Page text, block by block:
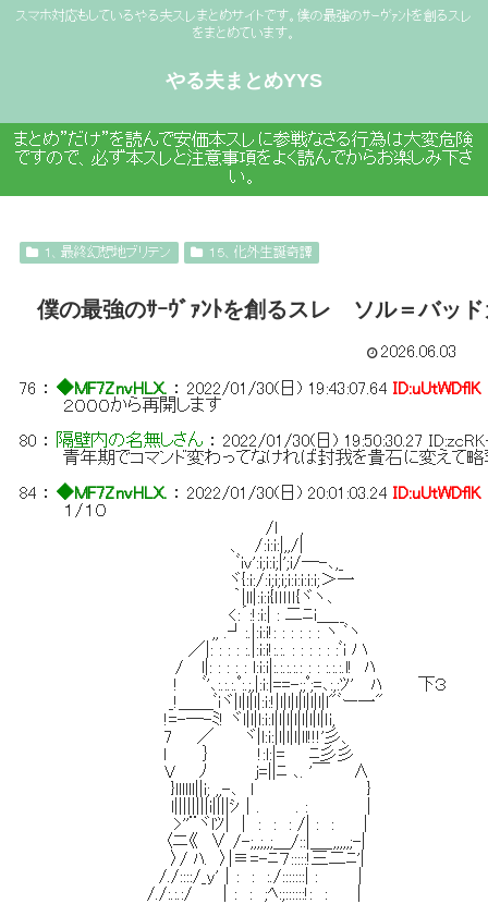
スマホ対応もしているやる夫スレまとめサイトです。僕の最強のｻｰｳﾞｧﾝﾄを創るスレ
をまとめています。
やる夫まとめYYS
まとめ”だけ”を読んで安価本スレに参戦なさる行為は大変危険
ですので、必ず本スレと注意事項をよく読んでからお楽しみ下さ
い。
１、最終幻想地ブリテン １５、化外生誕奇譚
僕の最強のｻｰｳﾞｧﾝﾄを創るスレ ソル＝バッ
2026.06.03
76 ：◆MF7ZnvHLX. ：2022/01/30(日) 19:43:07.64 ID:uUtWDflK
２０００から再開します
80 ： 隔壁内の名無しさん ：2022/01/30(日) 19:50:30.27
青年期でコマンド変わってなければ封我を貴石に変えて略
84 ：◆MF7ZnvHLX. ：2022/01/30(日) 20:01:03.24 ID:uUtWDflK
１/１０
/l ,
、 /:i:i:|,,/|
ﾞiv':i;i:i;|';i/─-､,_
ヾ{:i:/:i;i;i;i:i:i:i:i;＞一
｀|ll|:i:i{ｌｌｌｌｌ{ヾヽ､
<:´:!:i:| : 二ﾆi＿__
,, .┘:.|:i:i!: : : : : : ヽ ﾞヽ
／|: : : : :.|:i:i!:.:. : : : : : :ﾞi ハ
/ l|: : : : : l:i:i|:.:.:.:.: : : :.:.:.l! ﾊ
! ﾞ'､:.:.:.ﾟ:.;,|:i:|==-;;ﾟ;=､:,:ﾂ' ﾊ 下３
_!＿＿ﾞiヾ|l|l|l|:i:!|l|l|l|l|l|l|l"ﾞー一"
!=-─-ﾐ! ヾl|l|l:i:l|l|l|l|l|l|l|ｌi,
7 ／ ヾ|l:i:|l|l|l|ll!!!'彡、
l ｝ !:l:|= ﾆ彡彡
V ﾉ j=||ﾆ ､. '￣ ∧
}llllll||i; ,,-､ l }
l||||||||i||||ｼ｜. . : |
>''¨ヾlﾂ| | : : : /| : : |
〈ニ《 ∨ /-;,,;,,;＿/::|＿_,,,,,;-|
〉/ ﾊ. 〉|≡=-ﾆ７:::::!三二ﾆ'|
/./::::/_y'｜: : :./:::::::| : |
/./:.:.:/ ｜: : ;ﾍ:;::::::!: : |